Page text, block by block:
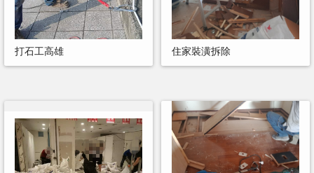
打石工高雄 住家裝潢拆除